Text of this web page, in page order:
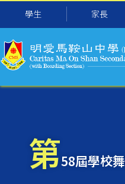
移至主內容
學生 家長
导
航
第58屆學校